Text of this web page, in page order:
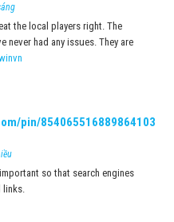
the local players right. The
never had any issues. They are
pin/854065516889864103
so that search engines
links.